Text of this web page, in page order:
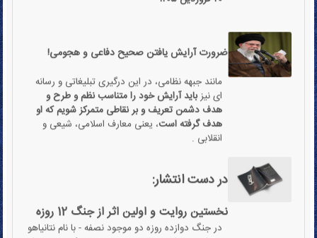
مانند جبهه نظامی، در این درگیری تبلیغاتی و رسانه
هدف دشمن تعریف و بر نقاطی متمرکز شویم که او
هدف گرفته است، یعنی معارف اسلامی، شیعی و
انقلابی .
نخستین روایت و اولین اثر از جنگ 12 روزه
و ترامپ - برای حفظ موجودیت خود، یک موجود را
ساختند به نام "نتامپ". موجودیتی به شدت وابسته